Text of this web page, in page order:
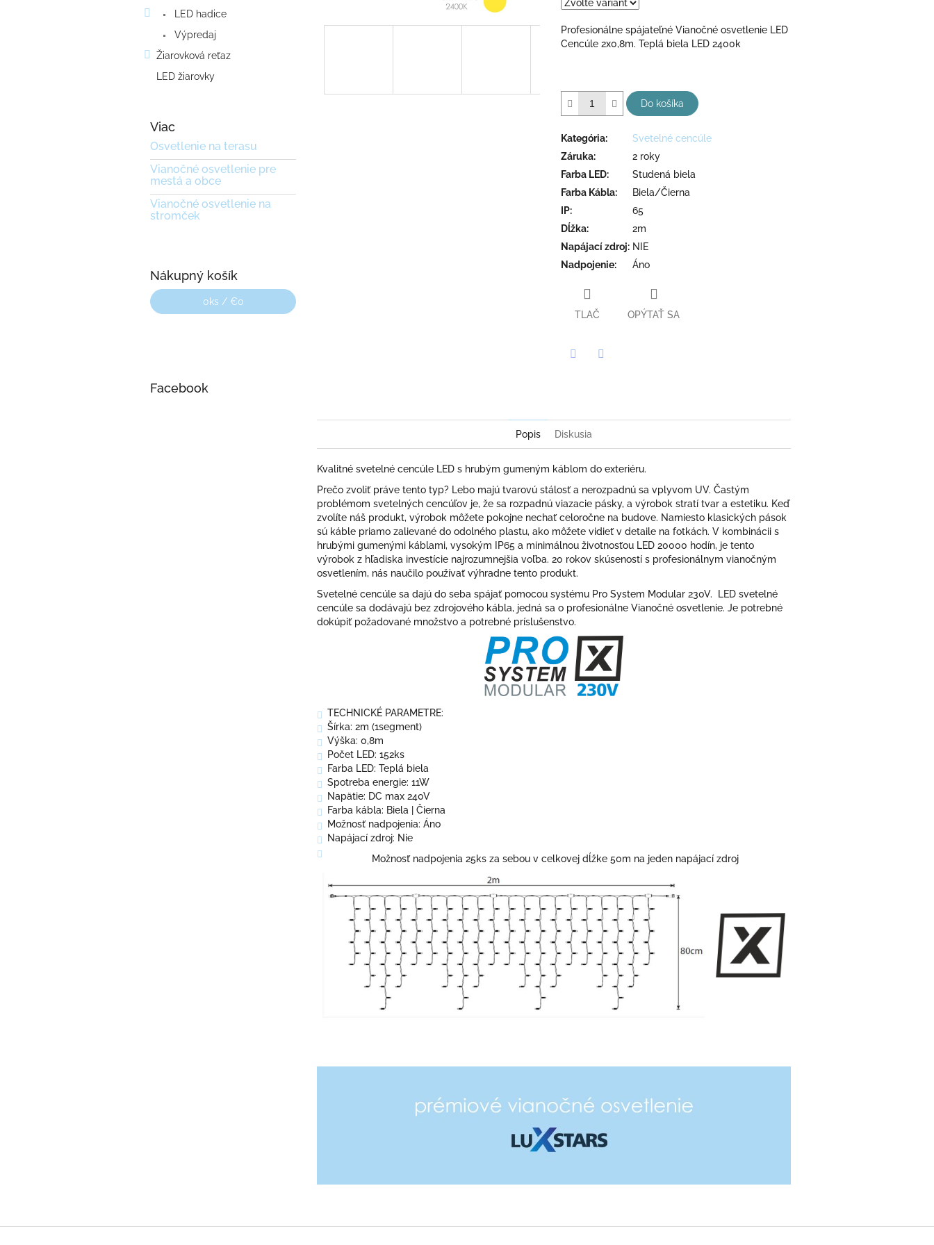
LED hadice
Výpredaj
Žiarovková reťaz
LED žiarovky
Viac
Osvetlenie na terasu
Vianočné osvetlenie pre
mestá a obce
Vianočné osvetlenie na
stromček
Nákupný košík
0ks / €0
Facebook
Profesionálne spájateľné Vianočné osvetlenie LED
Cencúle 2x0,8m. Teplá biela LED 2400k
Do košíka
Kategória:
Svetelné cencúle
Záruka:
2 roky
Farba LED:
Studená biela
Farba Kábla:
Biela/Čierna
IP:
65
Dĺžka:
2m
Napájací zdroj: NIE
Nadpojenie: Áno
TLAČ OPÝTAŤ SA
Popis Diskusia
Kvalitné svetelné cencúle LED s hrubým gumeným káblom do exteriéru.
Prečo zvoliť práve tento typ? Lebo majú tvarovú stálosť a nerozpadnú sa vplyvom UV. Častým
problémom svetelných cencúľov je, že sa rozpadnú viazacie pásky, a výrobok stratí tvar a estetiku. Keď
zvolíte náš produkt, výrobok môžete pokojne nechať celoročne na budove. Namiesto klasických pások
sú káble priamo zalievané do odolného plastu, ako môžete vidieť v detaile na fotkách. V kombinácii s
hrubými gumenými káblami, vysokým IP65 a minimálnou životnosťou LED 20000 hodín, je tento
výrobok z hľadiska investície najrozumnejšia voľba. 20 rokov skúseností s profesionálnym vianočným
osvetlením, nás naučilo používať výhradne tento produkt.
Svetelné cencúle sa dajú do seba spájať pomocou systému Pro System Modular 230V. LED svetelné
cencúle sa dodávajú bez zdrojového kábla, jedná sa o profesionálne Vianočné osvetlenie. Je potrebné
dokúpiť požadované množstvo a potrebné príslušenstvo.
TECHNICKÉ PARAMETRE:
Šírka: 2m (1segment)
Výška: 0,8m
Počet LED: 152ks
Farba LED: Teplá biela
Spotreba energie: 11W
Napätie: DC max 240V
Farba kábla: Biela | Čierna
Možnosť nadpojenia: Áno
Napájací zdroj: Nie
Možnosť nadpojenia 25ks za sebou v celkovej dĺžke 50m na jeden napájací zdroj